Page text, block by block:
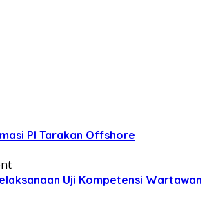
PI Tarakan Offshore
Uji Kompetensi Wartawan